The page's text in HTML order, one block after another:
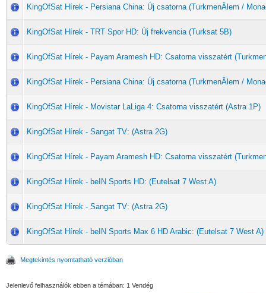
KingOfSat Hírek - Persiana China: Új csatorna (TurkmenÄlem /
KingOfSat Hírek - TRT Spor HD: Új frekvencia (Turksat 5B)
KingOfSat Hírek - Payam Aramesh HD: Csatorna visszatért
KingOfSat Hírek - Persiana China: Új csatorna (TurkmenÄlem /
KingOfSat Hírek - Movistar LaLiga 4: Csatorna visszatért (Astra 1P)
KingOfSat Hírek - Sangat TV: (Astra 2G)
KingOfSat Hírek - Payam Aramesh HD: Csatorna visszatért
KingOfSat Hírek - beIN Sports HD: (Eutelsat 7 West A)
KingOfSat Hírek - Sangat TV: (Astra 2G)
KingOfSat Hírek - beIN Sports Max 6 HD Arabic: (Eutelsat 7 West A)
Megtekintés nyomtatható verzióban
Jelenlevő felhasználók ebben a témában: 1 Vendég